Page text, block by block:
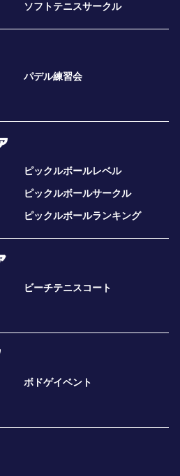
ソフトテニスサークル
パデル練習会
ピックルボールレベル
ピックルボールサークル
ピックルボールランキング
ビーチテニスコート
ボドゲイベント